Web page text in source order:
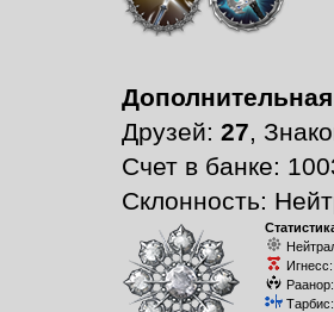
Друзей: 27,
Счет в банке:
Склонность:
Игнесс:
Раанор:
Тарбис: